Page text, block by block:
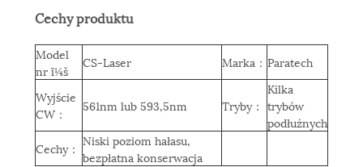
Cechy produktu
Model
nr ï¼š
CS-Laser Marka： Paratech
Wyjście
CW： 561nm lub 593,5nm Tryby：
Kilka
trybów
podłużnych
Cechy： Niski poziom hałasu,
bezpłatna konserwacja